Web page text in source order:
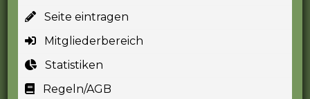
Seite eintragen
Mitgliederbereich
Statistiken
Regeln/AGB